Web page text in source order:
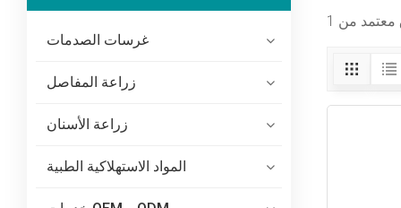
غرسات الصدمات
زراعة المفاصل
زراعة الأسنان
المواد الاستهلاكية الطبية